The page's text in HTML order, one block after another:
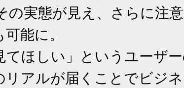
の実態が見え、さらに注
能に。
ほしい」というユーザ
アルが届くことでビジ